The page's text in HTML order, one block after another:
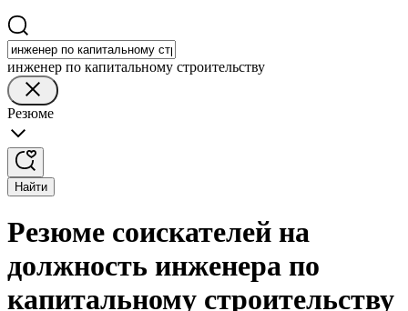
инженер по капитальному строительству
Резюме
Найти
Резюме соискателей на
должность инженера по
капитальному строительству